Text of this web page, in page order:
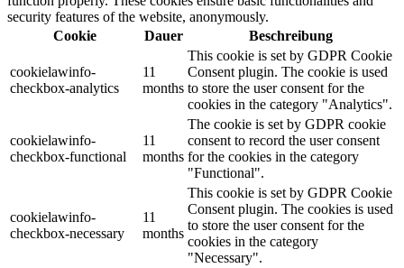
security features of the website, anonymously.
Cookie
Dauer Beschreibung
cookielawinfo-
checkbox-analytics
11
months
This cookie is set by GDPR Cookie
Consent plugin. The cookie is used
to store the user consent for the
cookies in the category "Analytics".
cookielawinfo-
checkbox-functional
11
months
The cookie is set by GDPR cookie
consent to record the user consent
for the cookies in the category
"Functional".
cookielawinfo-
checkbox-necessary
11
months
This cookie is set by GDPR Cookie
Consent plugin. The cookies is used
to store the user consent for the
cookies in the category
"Necessary".